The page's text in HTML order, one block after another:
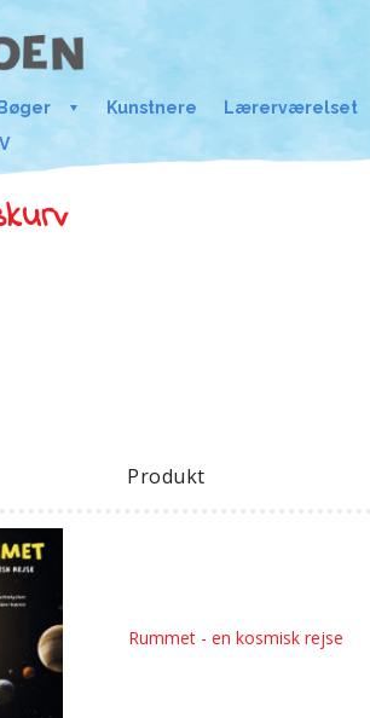
Bøger Kunstnere Lærerværelset
Produkt
Rummet - en kosmisk rejse